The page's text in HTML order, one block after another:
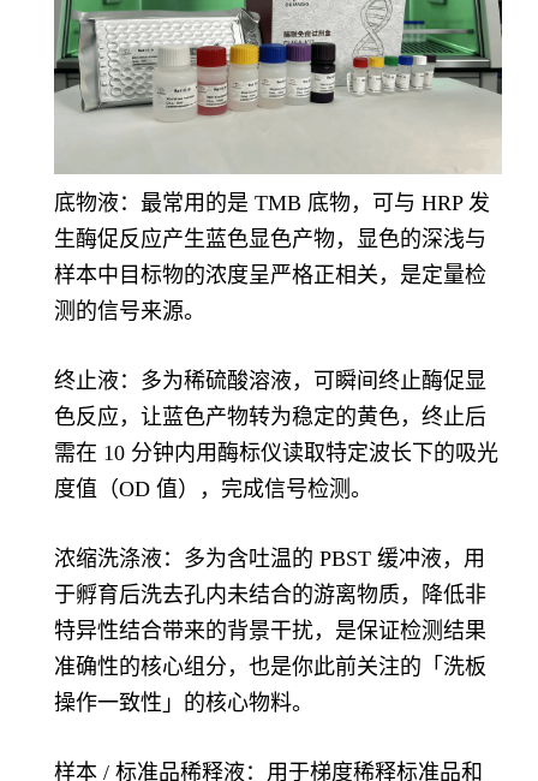
底物液：最常用的是 TMB 底物，可与 HRP 发
生酶促反应产生蓝色显色产物，显色的深浅与
样本中目标物的浓度呈严格正相关，是定量检
测的信号来源。
终止液：多为稀硫酸溶液，可瞬间终止酶促显
色反应，让蓝色产物转为稳定的黄色，终止后
需在 10 分钟内用酶标仪读取特定波长下的吸光
度值（OD 值），完成信号检测。
浓缩洗涤液：多为含吐温的 PBST 缓冲液，用
于孵育后洗去孔内未结合的游离物质，降低非
特异性结合带来的背景干扰，是保证检测结果
准确性的核心组分，也是你此前关注的「洗板
操作一致性」的核心物料。
样本 / 标准品稀释液：用于梯度稀释标准品和